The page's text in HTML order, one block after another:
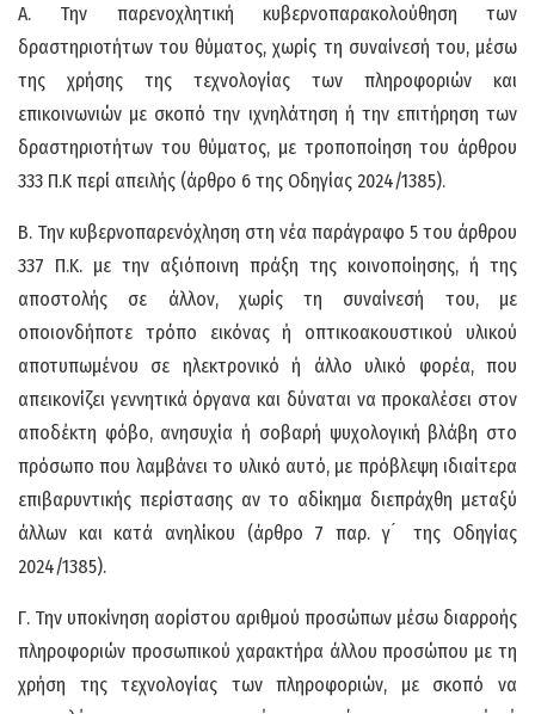
Α. Την παρενοχλητική κυβερνοπαρακολούθηση των
δραστηριοτήτων του θύματος, χωρίς τη συναίνεσή του, μέσω
της χρήσης της τεχνολογίας των πληροφοριών και
επικοινωνιών με σκοπό την ιχνηλάτηση ή την επιτήρηση των
δραστηριοτήτων του θύματος, με τροποποίηση του άρθρου
333 Π.Κ περί απειλής (άρθρο 6 της Οδηγίας 2024/1385).
Β. Την κυβερνοπαρενόχληση στη νέα παράγραφο 5 του άρθρου
337 Π.Κ. με την αξιόποινη πράξη της κοινοποίησης, ή της
αποστολής σε άλλον, χωρίς τη συναίνεσή του, με
οποιονδήποτε τρόπο εικόνας ή οπτικοακουστικού υλικού
αποτυπωμένου σε ηλεκτρονικό ή άλλο υλικό φορέα, που
απεικονίζει γεννητικά όργανα και δύναται να προκαλέσει στον
αποδέκτη φόβο, ανησυχία ή σοβαρή ψυχολογική βλάβη στο
πρόσωπο που λαμβάνει το υλικό αυτό, με πρόβλεψη ιδιαίτερα
επιβαρυντικής περίστασης αν το αδίκημα διεπράχθη μεταξύ
άλλων και κατά ανηλίκου (άρθρο 7 παρ. γ ́ της Οδηγίας
2024/1385).
Γ. Την υποκίνηση αορίστου αριθμού προσώπων μέσω διαρροής
πληροφοριών προσωπικού χαρακτήρα άλλου προσώπου με τη
χρήση της τεχνολογίας των πληροφοριών, με σκοπό να